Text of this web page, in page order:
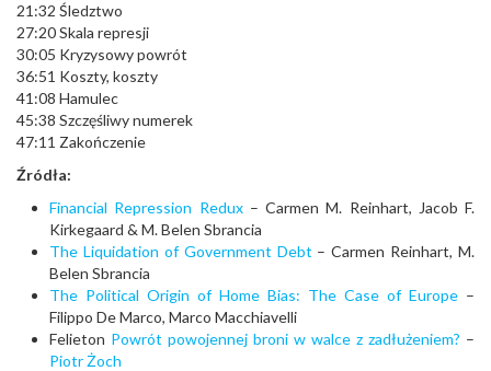
21:32 Śledztwo
27:20 Skala represji
30:05 Kryzysowy powrót
36:51 Koszty, koszty
41:08 Hamulec
45:38 Szczęśliwy numerek
47:11 Zakończenie
Źródła:
Financial Repression Redux– Carmen M. Reinhart, Jacob F.
Kirkegaard & M. Belen Sbrancia
The Liquidation of Government Debt – Carmen Reinhart, M.
Belen Sbrancia
The Political Origin of Home Bias: The Case of Europe –
Filippo De Marco, Marco Macchiavelli
Felieton Powrót powojennej broni w walce z zadłużeniem? –
Piotr Żoch